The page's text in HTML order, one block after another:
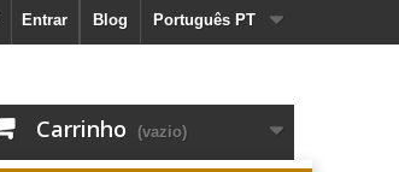
Português PT
Blog
Entrar
Carrinho (vazio)